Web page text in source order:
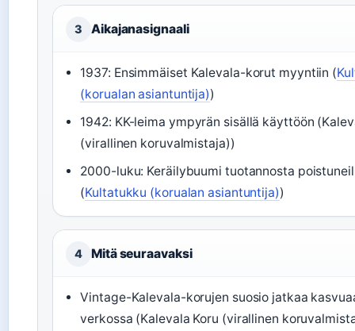
3 Aikajanasignaali
1937: Ensimmäiset Kalevala-korut myyntiin (
(korualan asiantuntija))
1942: KK-leima ympyrän sisällä käyttöön
(virallinen koruvalmistaja))
2000-luku: Keräilybuumi tuotannosta
(Kultatukku (korualan asiantuntija))
4 Mitä seuraavaksi
Vintage-Kalevala-korujen suosio jatkaa
verkossa (Kalevala Koru (virallinen